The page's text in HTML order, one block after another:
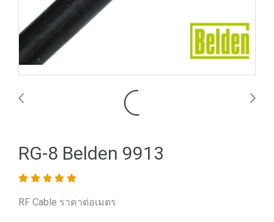
RG-8 Belden 9913
RF Cable ราคาต่อเมตร